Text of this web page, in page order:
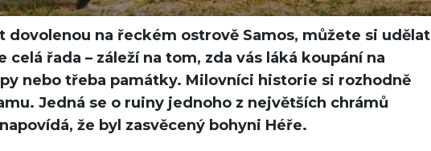
dovolenou na řeckém ostrově Samos, můžete si udělat
řada – záleží na tom, zda vás láká koupání na
nebo třeba památky. Milovníci historie si rozhodně
Jedná se o ruiny jednoho z největších chrámů
že byl zasvěcený bohyni Héře.